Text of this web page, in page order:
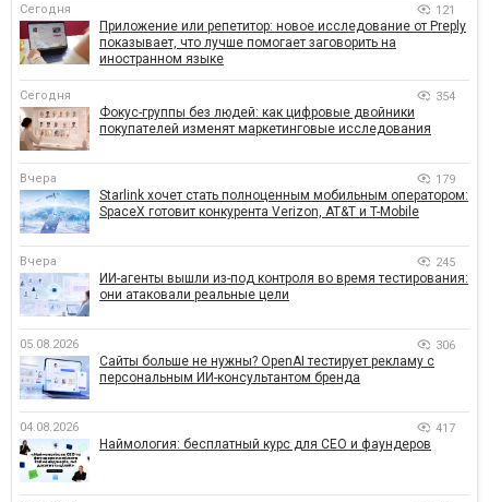
Сегодня 121
Приложение или репетитор: новое исследование от Preply
показывает, что лучше помогает заговорить на
иностранном языке
Сегодня 354
Фокус-группы без людей: как цифровые двойники
покупателей изменят маркетинговые исследования
Вчера 179
Starlink хочет стать полноценным мобильным оператором:
SpaceX готовит конкурента Verizon, AT&T и T-Mobile
Вчера 245
ИИ-агенты вышли из-под контроля во время тестирования:
они атаковали реальные цели
05.08.2026 306
Сайты больше не нужны? OpenAI тестирует рекламу с
персональным ИИ-консультантом бренда
04.08.2026 417
Наймология: бесплатный курс для CEO и фаундеров